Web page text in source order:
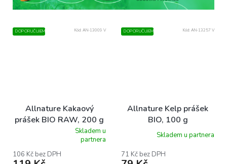
DOPORUČUJEME
Allnature Kakaový
prášek BIO RAW, 200 g
produktu
je
Skladem u
partnera
106 Kč bez DPH
Kód: AN-13009 V DOPORUČUJEME
Allnature Kelp prášek
BIO, 100 g
Skladem u partnera
71 Kč bez DPH
Kód: AN-13257 V